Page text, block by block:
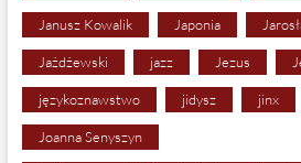
Janusz Kowalik Japonia
Jażdżewski jazz Jezus
językoznawstwo jidysz jinx
Joanna Senyszyn